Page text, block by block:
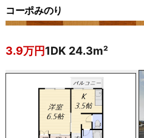
コーポみのり
3.9万円1DK 24.3m²